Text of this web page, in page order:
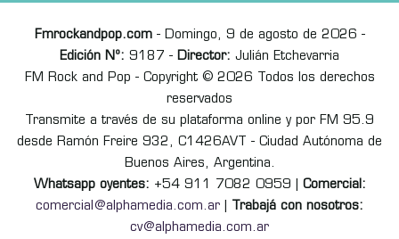
Fmrockandpop.com- Domingo, 9 de agosto de 2026 -
Edición Nº: 9187 - Director: Julián Etchevarria
FM Rock and Pop - Copyright © 2026 Todos los derechos
reservados
Transmite a través de su plataforma online y por FM 95.9
desde Ramón Freire 932, C1426AVT - Ciudad Autónoma de
Buenos Aires, Argentina.
Whatsapp oyentes: +54 911 7082 0959 | Comercial:
comercial@alphamedia.com.ar
Trabajá con nosotros:
cv@alphamedia.com.ar